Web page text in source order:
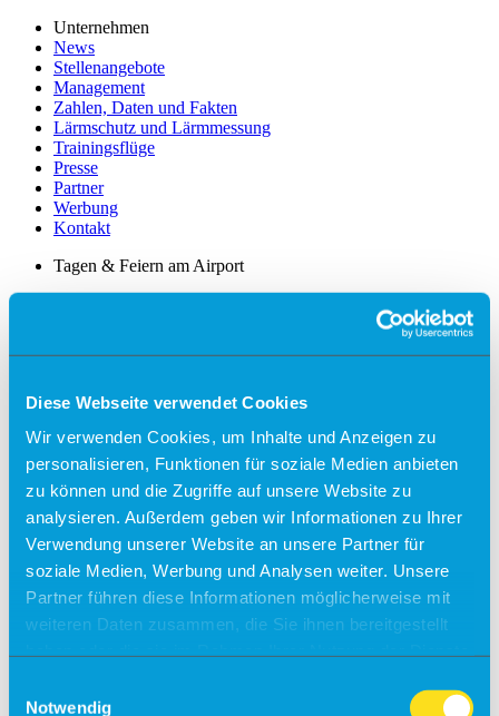
Diese Webseite verwendet Cookies
Wir verwenden Cookies, um Inhalte und Anzeigen zu
personalisieren, Funktionen für soziale Medien anbieten
zu können und die Zugriffe auf unsere Website zu
analysieren. Außerdem geben wir Informationen zu Ihrer
Verwendung unserer Website an unsere Partner für
soziale Medien, Werbung und Analysen weiter. Unsere
Partner führen diese Informationen möglicherweise mit
weiteren Daten zusammen, die Sie ihnen bereitgestellt
Notwendig
Unternehmen
News
Stellenangebote
Management
Zahlen, Daten und Fakten
Lärmschutz und Lärmmessung
Trainingsflüge
Presse
Partner
Werbung
Kontakt
Tagen & Feiern am Airport
Südtirol
Sonder-/Gruppenreisen
Jersey
Kalabrien
Zakynthos
Kreta (West)
Finnland
Unsere Reisepartner
Flugplan